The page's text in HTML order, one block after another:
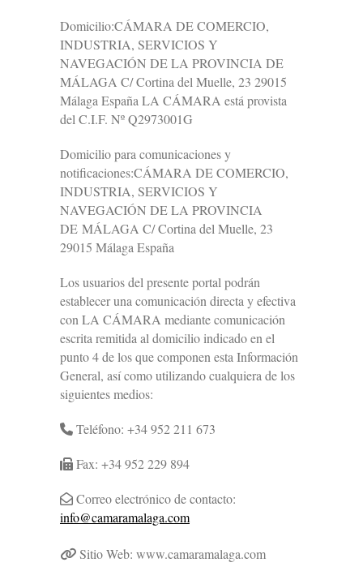
Domicilio:CÁMARA DE COMERCIO,
INDUSTRIA, SERVICIOS Y
NAVEGACIÓN DE LA PROVINCIA DE
MÁLAGA C/ Cortina del Muelle, 23 29015
Málaga España LA CÁMARA está provista
del C.I.F. Nº Q2973001G
Domicilio para comunicaciones y
notificaciones:CÁMARA DE COMERCIO,
INDUSTRIA, SERVICIOS Y
NAVEGACIÓN DE LA PROVINCIA
DE MÁLAGA C/ Cortina del Muelle, 23
29015 Málaga España
Los usuarios del presente portal podrán
establecer una comunicación directa y efectiva
con LA CÁMARA mediante comunicación
escrita remitida al domicilio indicado en el
punto 4 de los que componen esta Información
General, así como utilizando cualquiera de los
siguientes medios:
Teléfono: +34 952 211 673
Fax: +34 952 229 894
Correo electrónico de contacto:
info@camaramalaga.com
Sitio Web: www.camaramalaga.com